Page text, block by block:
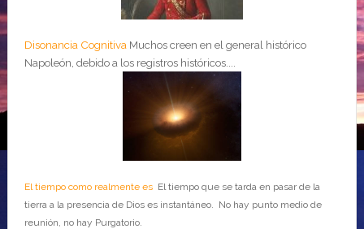
Disonancia Cognitiva Muchos creen en el general histórico
Napoleón, debido a los registros históricos....
El tiempo como realmente esEl tiempo que se tarda en pasar de la
tierra a la presencia de Dios es instantáneo. No hay punto medio de
reunión, no hay Purgatorio.